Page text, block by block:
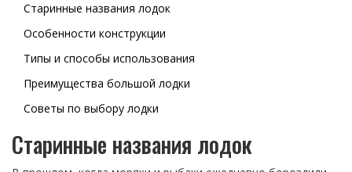
Старинные названия лодок
Особенности конструкции
Типы и способы использования
Преимущества большой лодки
Советы по выбору лодки
Старинные названия лодок